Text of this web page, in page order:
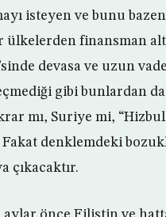
isteyen ve bunu
ülkelerden finansman
devasa ve uzun
gibi bunlardan
mı, Suriye mi,
denklemdeki
çıkacaktır.